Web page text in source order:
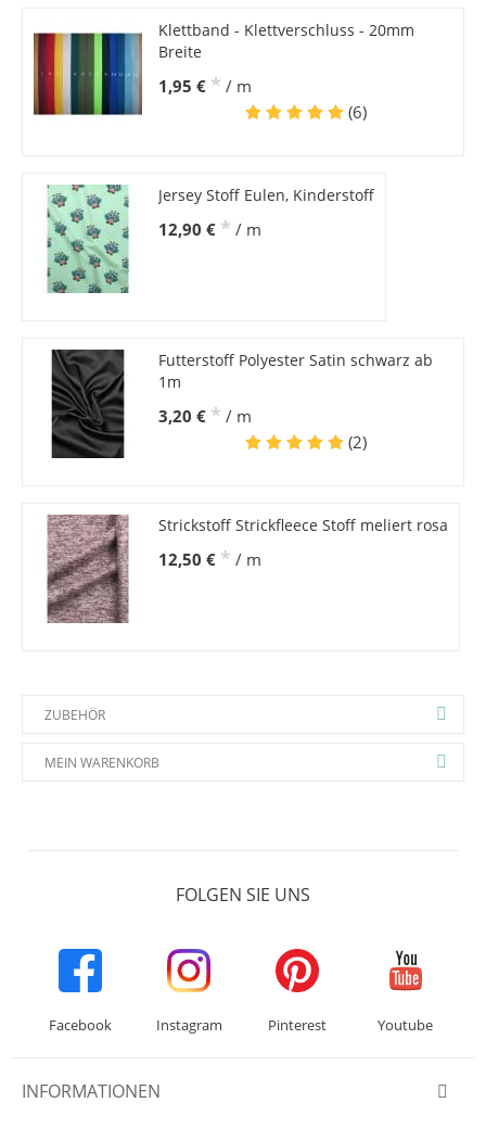
Klettband - Klettverschluss - 20mm
Breite
1,95 € * / m
(6)
Jersey Stoff Eulen, Kinderstoff
12,90 € * / m
Futterstoff Polyester Satin schwarz ab
1m
3,20 € * / m
(2)
Strickstoff Strickfleece Stoff meliert rosa
12,50 € * / m
ZUBEHÖR
MEIN WARENKORB
FOLGEN SIE UNS
Facebook Instagram Pinterest Youtube
INFORMATIONEN